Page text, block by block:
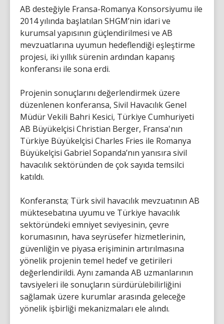
AB desteğiyle Fransa-Romanya Konsorsiyumu ile
2014 yılında başlatılan SHGM’nin idari ve
kurumsal yapısının güçlendirilmesi ve AB
mevzuatlarına uyumun hedeflendiği eşleştirme
projesi, iki yıllık sürenin ardından kapanış
konferansı ile sona erdi.
Projenin sonuçlarını değerlendirmek üzere
düzenlenen konferansa, Sivil Havacılık Genel
Müdür Vekili Bahri Kesici, Türkiye Cumhuriyeti
AB Büyükelçisi Christian Berger, Fransa'nın
Türkiye Büyükelçisi Charles Fries ile Romanya
Büyükelçisi Gabriel Sopanda’nın yanısıra sivil
havacılık sektöründen de çok sayıda temsilci
katıldı.
Konferansta; Türk sivil havacılık mevzuatının AB
müktesebatına uyumu ve Türkiye havacılık
sektöründeki emniyet seviyesinin, çevre
korumasının, hava seyrüsefer hizmetlerinin,
güvenliğin ve piyasa erişiminin artırılmasına
yönelik projenin temel hedef ve getirileri
değerlendirildi. Aynı zamanda AB uzmanlarının
tavsiyeleri ile sonuçların sürdürülebilirliğini
sağlamak üzere kurumlar arasında geleceğe
yönelik işbirliği mekanizmaları ele alındı.